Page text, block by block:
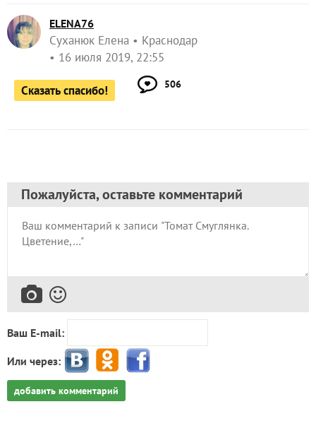
ELENA76
Суханюк Елена
Краснодар
16 июля 2019, 22:55
Сказать спасибо! 506
Пожалуйста, оставьте комментарий
Ваш E-mail:
Или через:
добавить комментарий